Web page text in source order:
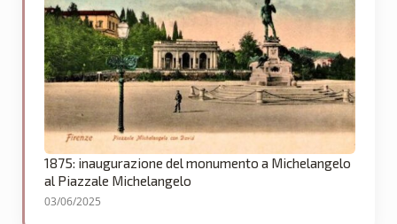
1875: inaugurazione del monumento a Michelangelo
al Piazzale Michelangelo
03/06/2025